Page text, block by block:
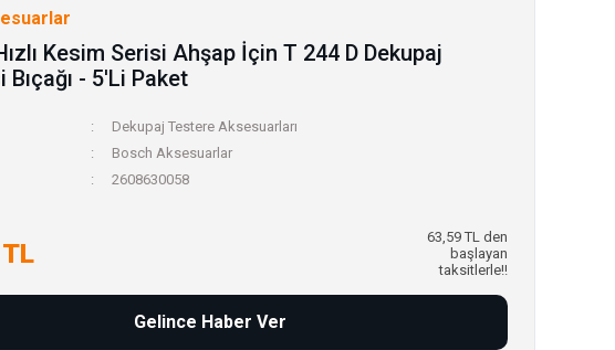
Kesim Serisi Ahşap İçin T 244 D Dekupaj
- 5'Li Paket
Dekupaj Testere Aksesuarları
Bosch Aksesuarlar
2608630058
63,59 TL den
başlayan
taksitlerle!!
Gelince Haber Ver